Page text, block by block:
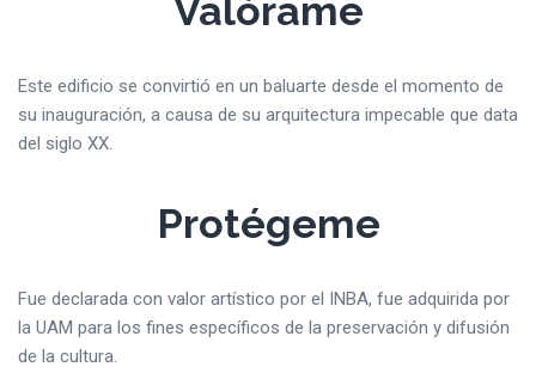
Valórame
Este edificio se convirtió en un baluarte desde el momento de
su inauguración, a causa de su arquitectura impecable que data
del siglo XX.
Protégeme
Fue declarada con valor artístico por el INBA, fue adquirida por
la UAM para los fines específicos de la preservación y difusión
de la cultura.